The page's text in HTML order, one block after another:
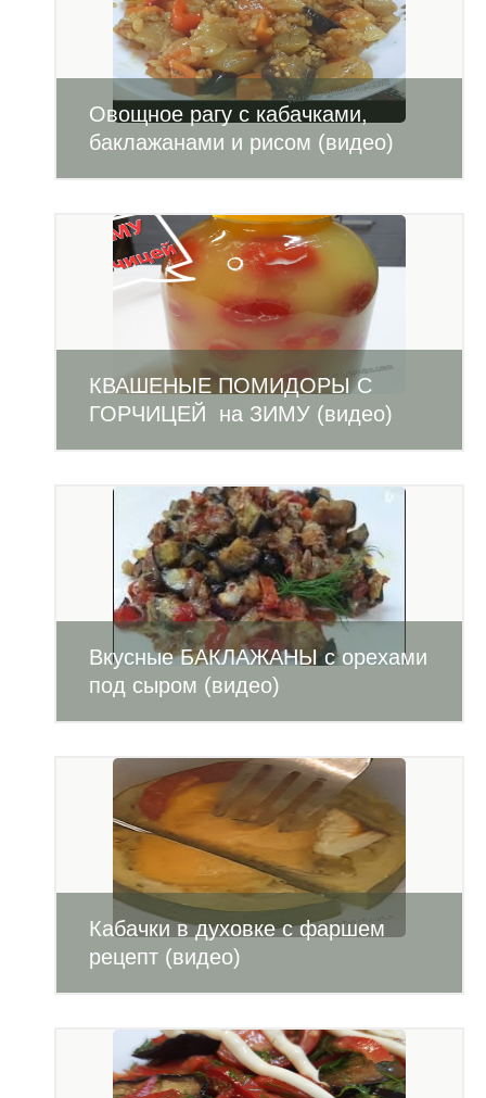
Овощное рагу с кабачками,
баклажанами и рисом (видео)
КВАШЕНЫЕ ПОМИДОРЫ С
ГОРЧИЦЕЙ на ЗИМУ (видео)
Вкусные БАКЛАЖАНЫ с орехами
под сыром (видео)
Кабачки в духовке с фаршем
рецепт (видео)